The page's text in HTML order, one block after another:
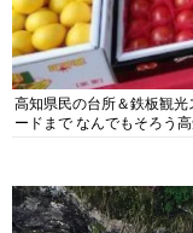
高知県民の台所＆鉄板観
ードまで なんでもそろう